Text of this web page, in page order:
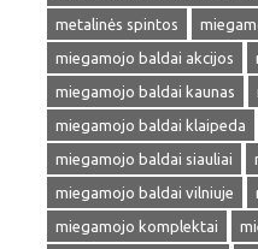
metalinės spintos
miegamojo baldai akcijos
miegamojo baldai kaunas
miegamojo baldai klaipeda
miegamojo baldai siauliai
miegamojo baldai vilniuje
miegamojo komplektai